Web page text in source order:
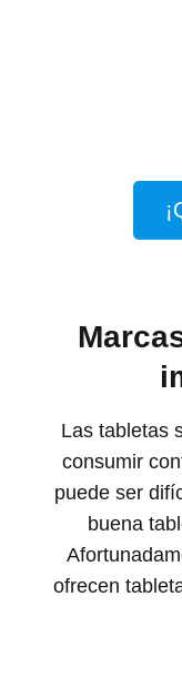
Las tabletas
consumir
puede ser
buena
ofrecen